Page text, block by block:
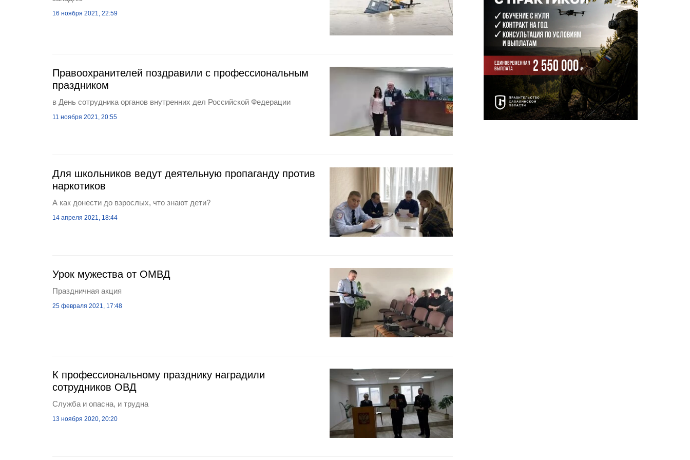
16 ноября 2021, 22:59
Правоохранителей поздравили с профессиональным
праздником
в День сотрудника органов внутренних дел Российской Федерации
11 ноября 2021, 20:55
Для школьников ведут деятельную пропаганду против
наркотиков
А как донести до взрослых, что знают дети?
14 апреля 2021, 18:44
Урок мужества от ОМВД
Праздничная акция
25 февраля 2021, 17:48
К профессиональному празднику наградили
сотрудников ОВД
Служба и опасна, и трудна
13 ноября 2020, 20:20